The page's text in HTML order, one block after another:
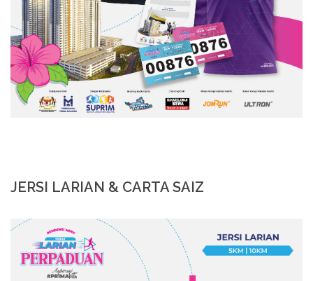
JERSI LARIAN & CARTA SAIZ